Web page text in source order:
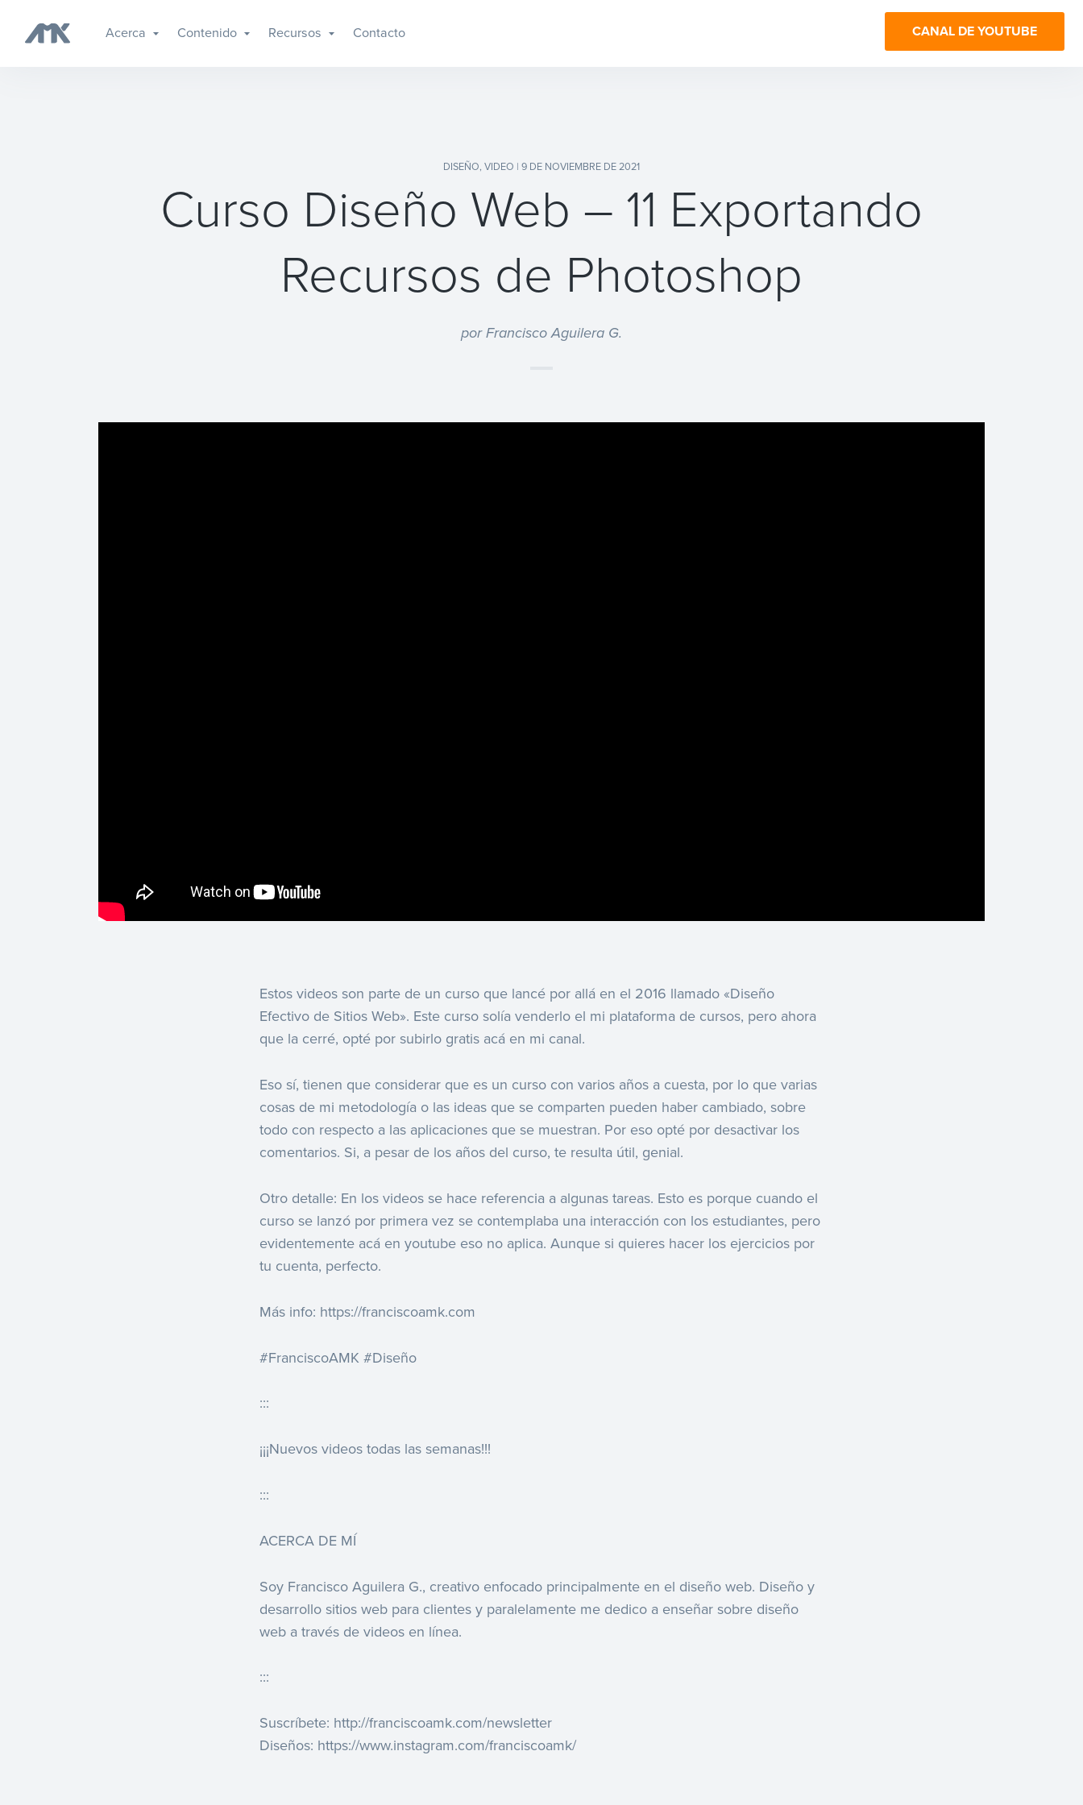
Acerca Contenido Recursos Contacto CANAL DE YOUTUBE
DISEÑO, VIDEO | 9 DE NOVIEMBRE DE 2021
Curso Diseño Web – 11 Exportando
Recursos de Photoshop
por Francisco Aguilera G.
Estos videos son parte de un curso que lancé por allá en el 2016 llamado «Diseño
Efectivo de Sitios Web». Este curso solía venderlo el mi plataforma de cursos, pero ahora
que la cerré, opté por subirlo gratis acá en mi canal.
Eso sí, tienen que considerar que es un curso con varios años a cuesta, por lo que varias
cosas de mi metodología o las ideas que se comparten pueden haber cambiado, sobre
todo con respecto a las aplicaciones que se muestran. Por eso opté por desactivar los
comentarios. Si, a pesar de los años del curso, te resulta útil, genial.
Otro detalle: En los videos se hace referencia a algunas tareas. Esto es porque cuando el
curso se lanzó por primera vez se contemplaba una interacción con los estudiantes, pero
evidentemente acá en youtube eso no aplica. Aunque si quieres hacer los ejercicios por
tu cuenta, perfecto.
Más info: https://franciscoamk.com
#FranciscoAMK #Diseño
:::
¡¡¡Nuevos videos todas las semanas!!!
:::
ACERCA DE MÍ
Soy Francisco Aguilera G., creativo enfocado principalmente en el diseño web. Diseño y
desarrollo sitios web para clientes y paralelamente me dedico a enseñar sobre diseño
web a través de videos en línea.
:::
Suscríbete: http://franciscoamk.com/newsletter
Diseños: https://www.instagram.com/franciscoamk/